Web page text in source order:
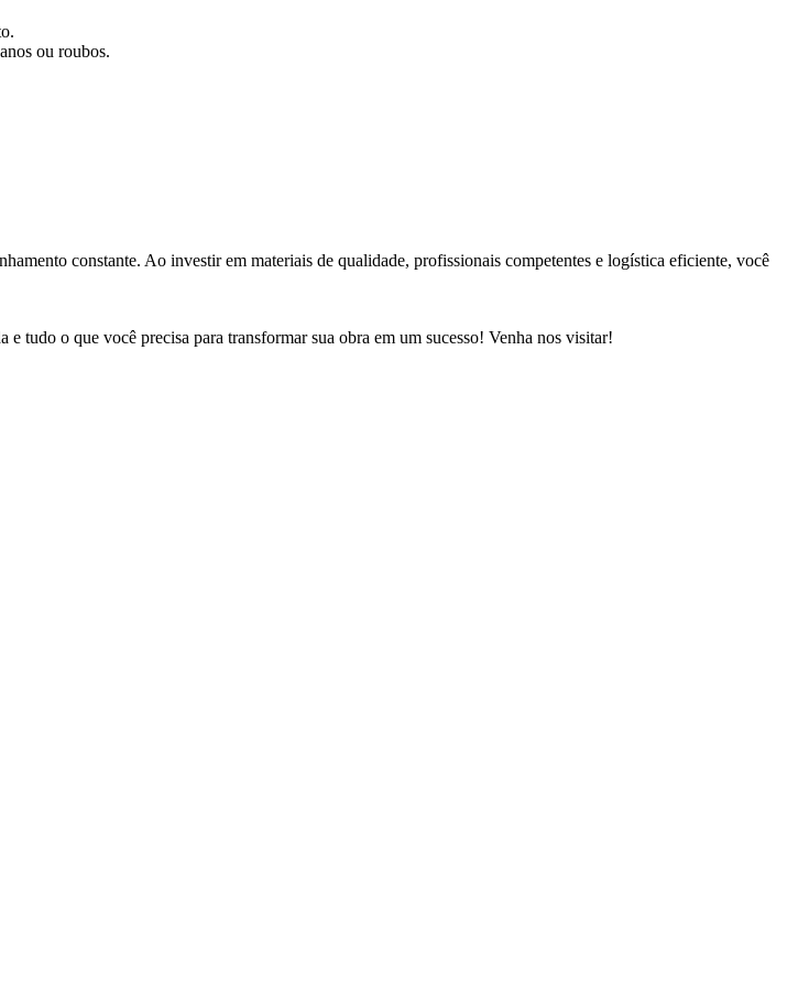
ou roubos.
constante. Ao investir em materiais de qualidade, profissionais competentes e logística eficiente, você
tudo o que você precisa para transformar sua obra em um sucesso! Venha nos visitar!